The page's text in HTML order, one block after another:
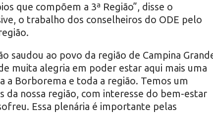
que compõem a 3ª Região”, disse o
o trabalho dos conselheiros do ODE pelo
saudou ao povo da região de Campina
muita alegria em poder estar aqui mais uma
a Borborema e toda a região. Temos um
da nossa região, com interesse do bem-estar
Essa plenária é importante pelas